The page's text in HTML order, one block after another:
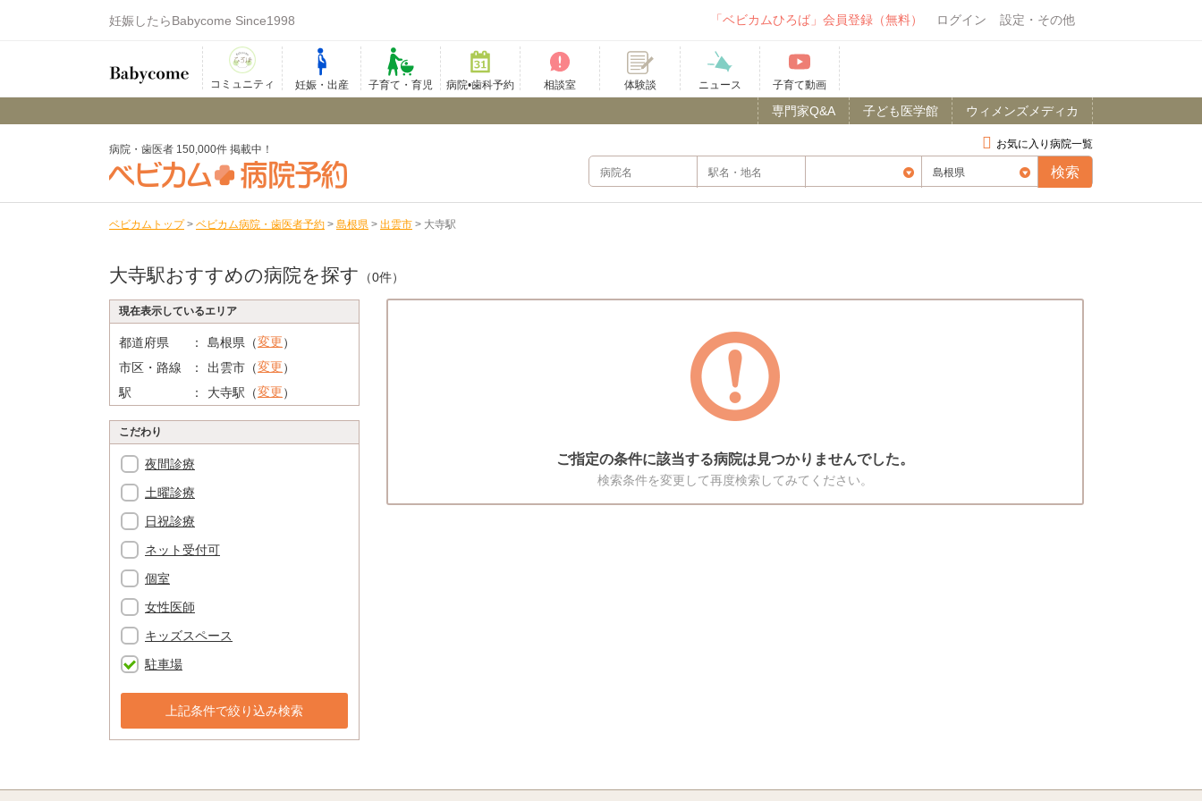
妊娠したらBabycome Since1998 「ベビカムひろば」会員登録（無料） ログイン 設定・その他
コミュニティ 妊娠・出産 子育て・育児 病院•歯科予約 相談室 体験談 ニュース 子育て動画
ウィメンズメディカ
子ども医学館
専門家Q&A
お気に入り病院一覧
病院・歯医者 150,000件 掲載中！
ベビカムトップ > ベビカム病院・歯医者予約 > 島根県 > 出雲市 > 大寺駅
大寺駅おすすめの病院を探す （0件）
現在表示しているエリア
都道府県 島根県（変更）
市区・路線
出雲市（変更）
駅
大寺駅（変更）
こだわり
夜間診療
土曜診療
日祝診療
ネット受付可
個室
女性医師
キッズスペース
駐車場
上記条件で絞り込み検索
ご指定の条件に該当する病院は見つかりませんでした。
検索条件を変更して再度検索してみてください。